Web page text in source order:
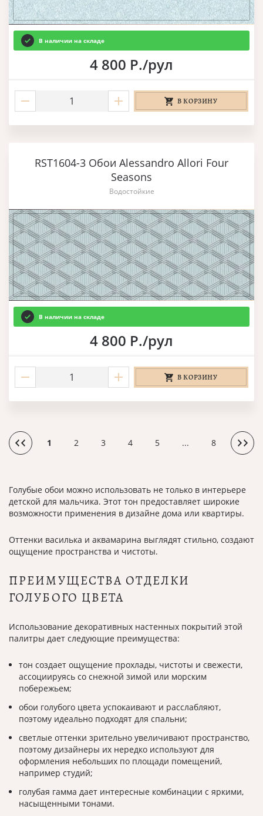
В наличии на складе
4 800 Р./рул
В КОРЗИНУ
RST1604-3 Обои Alessandro Allori Four
Seasons
Водостойкие
В наличии на складе
4 800 Р./рул
В КОРЗИНУ
1 2 3 4 5 ... 8
Голубые обои можно использовать не только в интерьере
детской для мальчика. Этот тон предоставляет широкие
возможности применения в дизайне дома или квартиры.
Оттенки василька и аквамарина выглядят стильно, создают
ощущение пространства и чистоты.
ПРЕИМУЩЕСТВА ОТДЕЛКИ
ГОЛУБОГО ЦВЕТА
Использование декоративных настенных покрытий этой
палитры дает следующие преимущества:
тон создает ощущение прохлады, чистоты и свежести,
ассоциируясь со снежной зимой или морским
побережьем;
обои голубого цвета успокаивают и расслабляют,
поэтому идеально подходят для спальни;
светлые оттенки зрительно увеличивают пространство,
поэтому дизайнеры их нередко используют для
оформления небольших по площади помещений,
например студий;
голубая гамма дает интересные комбинации с яркими,
насыщенными тонами.